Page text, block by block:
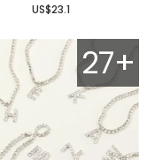
US$23.1
27+